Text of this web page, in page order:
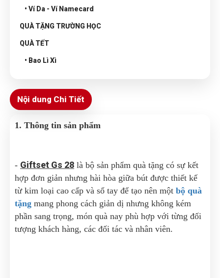
• Ví Da - Ví Namecard
QUÀ TẶNG TRƯỜNG HỌC
QUÀ TẾT
• Bao Lì Xì
Nội dung Chi Tiết
1. Thông tin sản phẩm
- Giftset Gs 28 là bộ sản phẩm quà tặng có sự kết
hợp đơn giản nhưng hài hòa giữa bút được thiết kế
từ kim loại cao cấp và sổ tay để tạo nên một bộ quà
tặng mang phong cách giản dị nhưng không kém
phần sang trọng, món quà nay phù hợp với từng đối
tượng khách hàng, các đối tác và nhân viên.